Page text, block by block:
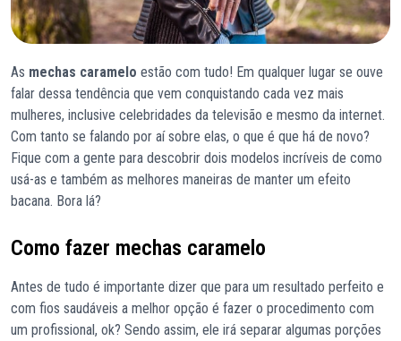
As mechas caramelo estão com tudo! Em qualquer lugar se ouve
falar dessa tendência que vem conquistando cada vez mais
mulheres, inclusive celebridades da televisão e mesmo da internet.
Com tanto se falando por aí sobre elas, o que é que há de novo?
Fique com a gente para descobrir dois modelos incríveis de como
usá-as e também as melhores maneiras de manter um efeito
bacana. Bora lá?
Como fazer mechas caramelo
Antes de tudo é importante dizer que para um resultado perfeito e
com fios saudáveis a melhor opção é fazer o procedimento com
um profissional, ok? Sendo assim, ele irá separar algumas porções